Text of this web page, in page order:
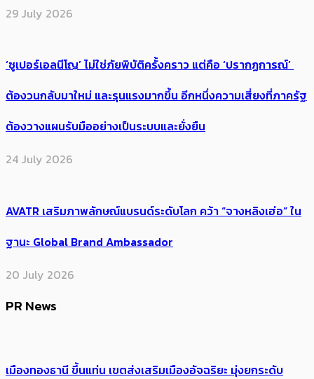
29 July 2026
‘ซูเปอร์เอลนีโญ’ ไม่ใช่ภัยพิบัติครั้งคราว แต่คือ ‘ปรากฏการณ์’ ​
ต้อง​วนกลับมาใหม่ และรุนแรงมากขึ้น อีกหนึ่งความเสี่ยงที่ภาครัฐ
ต้องวางแผนรับมืออย่างเป็นระบบและยั่งยืน
24 July 2026
AVATR เสริมภาพลักษณ์แบรนด์ระดับโลก คว้า “จางหลิงเฮ่อ” ใน
ฐานะ Global Brand Ambassador
20 July 2026
PR News
เมืองทองธานี ขึ้นแท่น เขตส่งเสริมเมืองอัจฉริยะ มุ่งยกระดับ